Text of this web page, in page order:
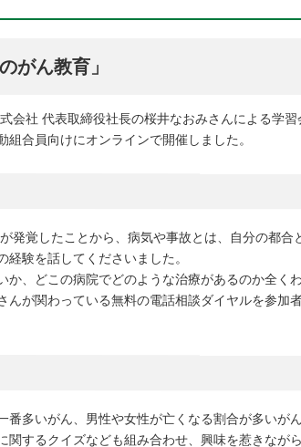
がん教育」
会社 代表取締役社長の桜井なおみさんによる学習
組合員向けにオンラインで開催しました。
発覚したことから、病気や事故とは、自分の都合
験を話してくださいました。
、どこの病院でどのような治療があるのか全く
が関わっている無料の電話相談ダイヤルを参加
多いがん、男性や女性が亡くなる割合が多いが
するクイズなども組み合わせ、興味を惹きなが